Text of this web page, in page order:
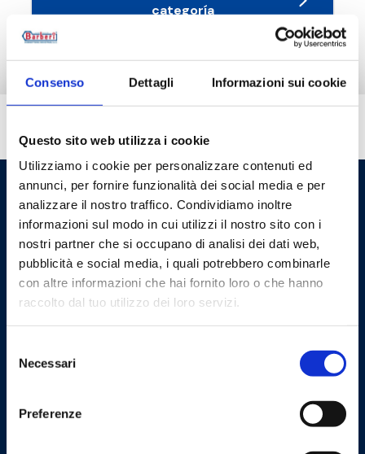
Consenso Dettagli Informazioni sui cookie
Questo sito web utilizza i cookie
Utilizziamo i cookie per personalizzare contenuti ed
annunci, per fornire funzionalità dei social media e per
analizzare il nostro traffico. Condividiamo inoltre
informazioni sul modo in cui utilizzi il nostro sito con i
nostri partner che si occupano di analisi dei dati web,
pubblicità e social media, i quali potrebbero combinarle
con altre informazioni che hai fornito loro o che hanno
raccolto dal tuo utilizzo dei loro servizi.
delNecessari
Preferenze
categoría
Barberi Rubinetterie Industriali S.r.l. a socio unico